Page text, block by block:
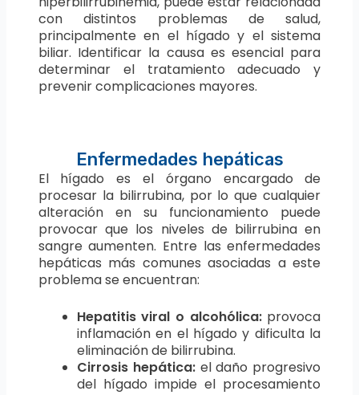
con distintos problemas de salud,
principalmente en el hígado y el sistema
biliar. Identificar la causa es esencial para
determinar el tratamiento adecuado y
prevenir complicaciones mayores.
Enfermedades hepáticas
El hígado es el órgano encargado de
procesar la bilirrubina, por lo que cualquier
alteración en su funcionamiento puede
provocar que los niveles de bilirrubina en
sangre aumenten. Entre las enfermedades
hepáticas más comunes asociadas a este
problema se encuentran:
Hepatitis viral o alcohólica:provoca
inflamación en el hígado y dificulta la
eliminación de bilirrubina.
Cirrosis hepática:el daño progresivo
del hígado impide el procesamiento